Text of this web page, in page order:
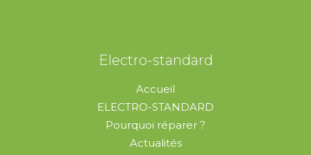
Electro-standard
Accueil
ELECTRO-STANDARD
Pourquoi réparer ?
Actualités